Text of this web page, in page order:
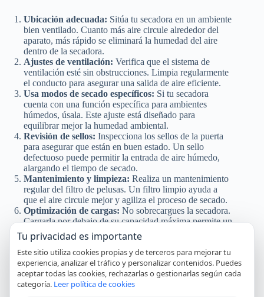
Ubicación adecuada: Sitúa tu secadora en un ambiente
bien ventilado. Cuanto más aire circule alrededor del
aparato, más rápido se eliminará la humedad del aire
dentro de la secadora.
Ajustes de ventilación: Verifica que el sistema de
ventilación esté sin obstrucciones. Limpia regularmente
el conducto para asegurar una salida de aire eficiente.
Usa modos de secado específicos: Si tu secadora
cuenta con una función específica para ambientes
húmedos, úsala. Este ajuste está diseñado para
equilibrar mejor la humedad ambiental.
Revisión de sellos: Inspecciona los sellos de la puerta
para asegurar que están en buen estado. Un sello
defectuoso puede permitir la entrada de aire húmedo,
alargando el tiempo de secado.
Mantenimiento y limpieza: Realiza un mantenimiento
regular del filtro de pelusas. Un filtro limpio ayuda a
que el aire circule mejor y agiliza el proceso de secado.
Optimización de cargas: No sobrecargues la secadora.
Cargarla por debajo de su capacidad máxima permite un
flujo de aire óptimo y un secado más rápido.
Instalar un deshumidificador:
problema significativo, considera la instalación de un
deshumidificador en el área donde se encuentra la
secadora para reducir la humedad ambiental.
Verificación de temperatura:
Tu privacidad es importante
Este sitio utiliza cookies propias y de terceros para mejorar tu
experiencia, analizar el tráfico y personalizar contenidos. Puedes
aceptar todas las cookies, rechazarlas o gestionarlas según cada
categoría. Leer política de cookies